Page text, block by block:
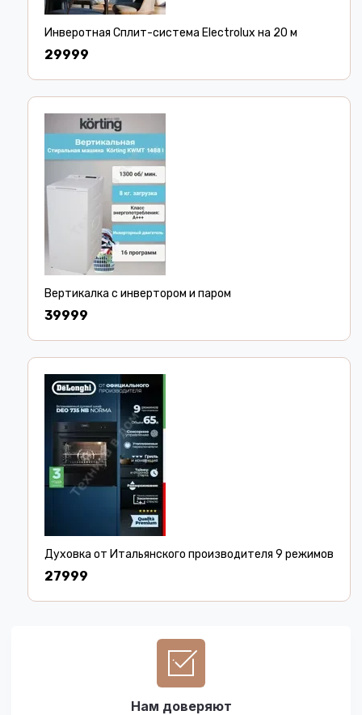
Инверотная Сплит-система Electrolux на 20 м
29999
Вертикалка с инвертором и паром
39999
Духовка от Итальянского производителя 9 режимов
27999
Нам доверяют